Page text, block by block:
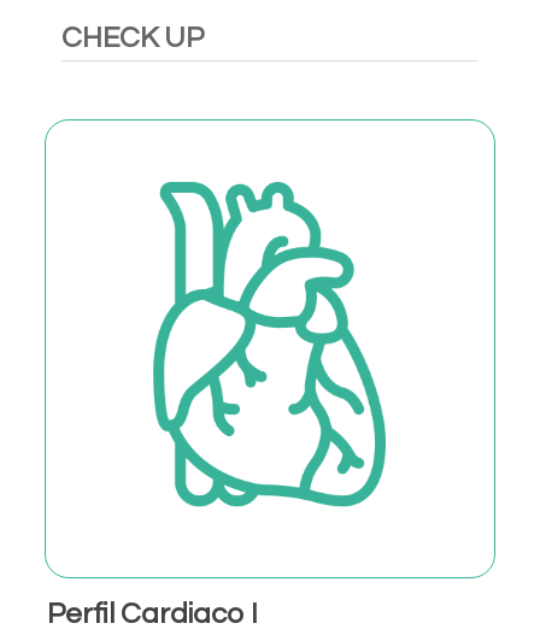
CHECK UP
Perfil Cardiaco I